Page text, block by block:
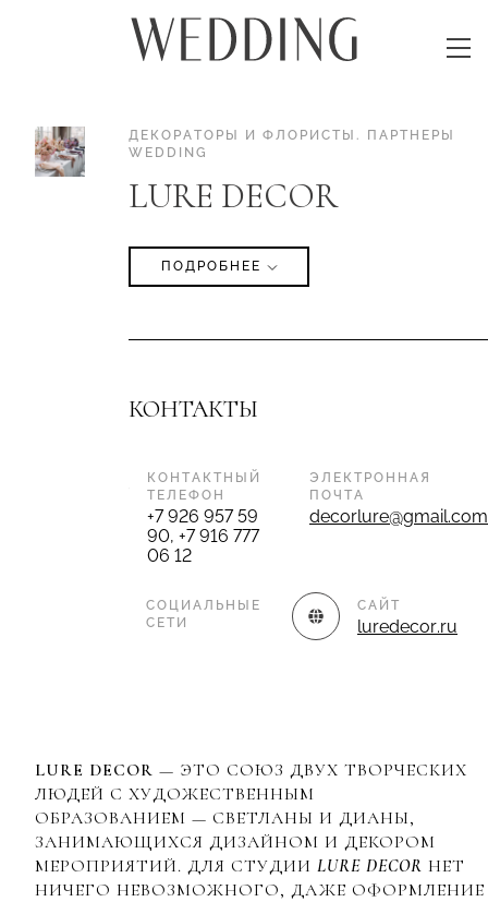
ДЕКОРАТОРЫ И ФЛОРИСТЫ .
ПАРТНЕРЫ
WEDDING
LURE DECOR
ПОДРОБНЕЕ
КОНТАКТЫ
КОНТАКТНЫЙ
ТЕЛЕФОН
+7 926 957 59
90, +7 916 777
06 12
ЭЛЕКТРОННАЯ
ПОЧТА
decorlure@gmail.com
СОЦИАЛЬНЫЕ
СЕТИ
САЙТ
luredecor.ru
LURE DECOR — ЭТО СОЮЗ ДВУХ ТВОРЧЕСКИХ
ЛЮДЕЙ С ХУДОЖЕСТВЕННЫМ
ОБРАЗОВАНИЕМ — СВЕТЛАНЫ И ДИАНЫ,
ЗАНИМАЮЩИХСЯ ДИЗАЙНОМ И ДЕКОРОМ
МЕРОПРИЯТИЙ. ДЛЯ СТУДИИ LURE DECOR НЕТ
НИЧЕГО НЕВОЗМОЖНОГО, ДАЖЕ ОФОРМЛЕНИЕ